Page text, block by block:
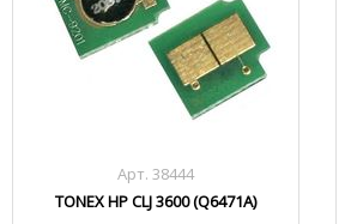
Арт. 38444
TONEX HP CLJ 3600 (Q6471A)